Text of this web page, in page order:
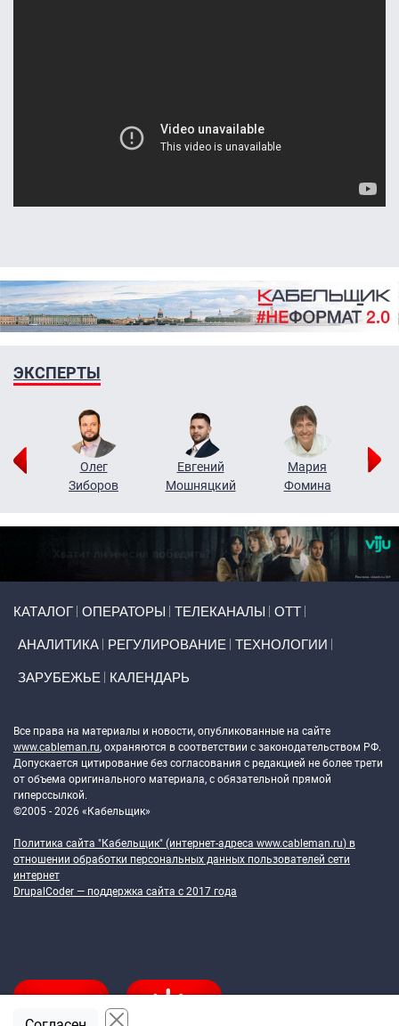
ЭКСПЕРТЫ
Олег
Зиборов
Евгений
Мошняцкий
Мария
Фомина
КАТАЛОГ ОПЕРАТОРЫ ТЕЛЕКАНАЛЫ ОТТ
АНАЛИТИКА РЕГУЛИРОВАНИЕ ТЕХНОЛОГИИ
ЗАРУБЕЖЬЕ КАЛЕНДАРЬ
Все права на материалы и новости, опубликованные на сайте
www.cableman.ru, охраняются в соответствии с законодательством РФ.
Допускается цитирование без согласования с редакцией не более трети
от объема оригинального материала, с обязательной прямой
гиперссылкой.
©2005 - 2026 «Кабельщик»
Политика сайта "Кабельщик" (интернет-адреса www.cableman.ru) в
отношении обработки персональных данных пользователей сети
интернет
DrupalCoder — поддержка сайта c 2017 года